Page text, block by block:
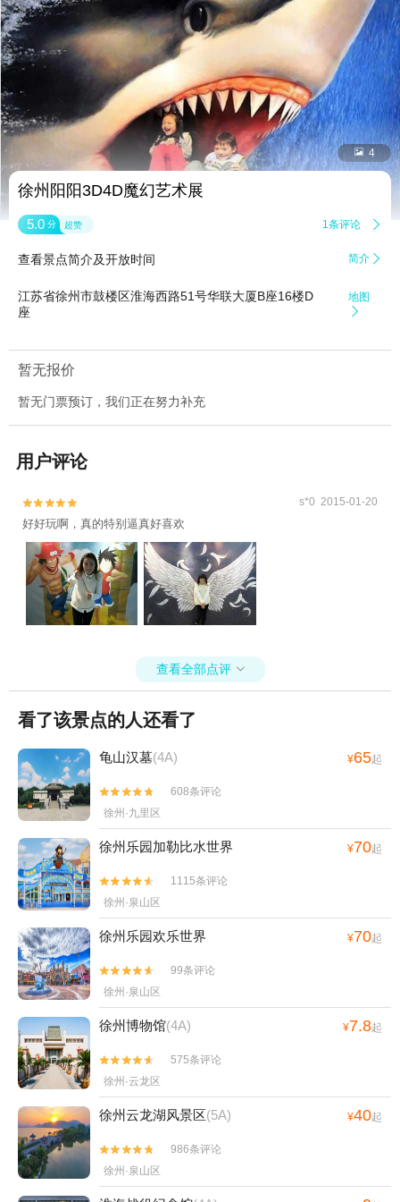
 4
徐州阳阳3D4D魔幻艺术展
5.0 分 超赞 1条评论 
查看景点简介及开放时间 简介 
江苏省徐州市鼓楼区淮海西路51号华联大厦B座16楼D
座
地图

暂无报价
暂无门票预订，我们正在努力补充
用户评论

 s*0 2015-01-20
好好玩啊，真的特别逼真好喜欢
查看全部点评 
看了该景点的人还看了
龟山汉墓(4A) ¥65起


608条评论
徐州·九里区
徐州乐园加勒比水世界 ¥70起


1115条评论
徐州·泉山区
徐州乐园欢乐世界 ¥70起


99条评论
徐州·泉山区
徐州博物馆(4A) ¥7.8起


575条评论
徐州·云龙区
徐州云龙湖风景区(5A) ¥40起


986条评论
徐州·泉山区
